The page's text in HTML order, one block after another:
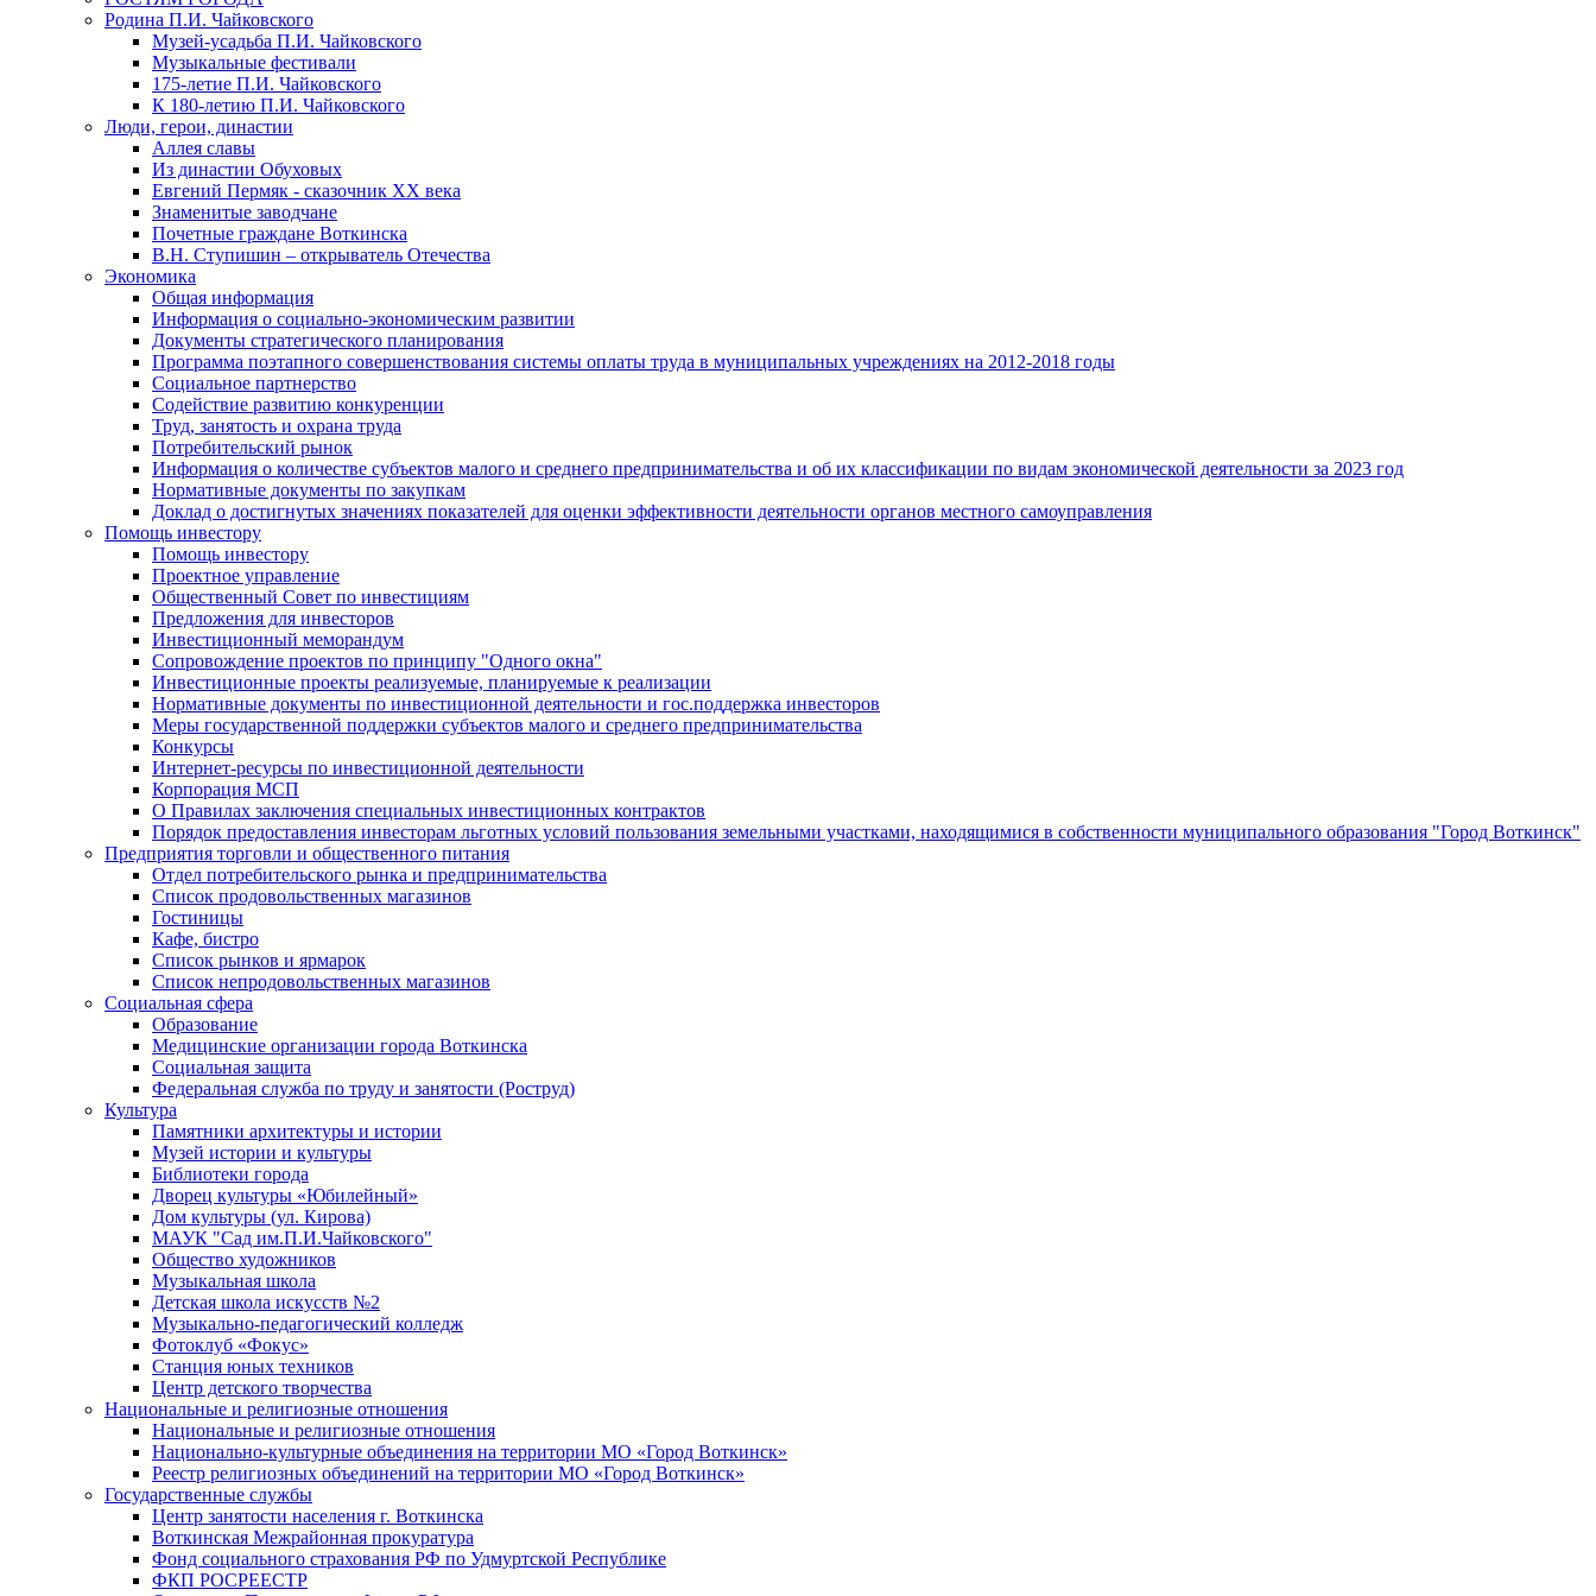
Родина П.И. Чайковского
Музей-усадьба П.И. Чайковского
Музыкальные фестивали
175-летие П.И. Чайковского
К 180-летию П.И. Чайковского
Люди, герои, династии
Аллея славы
Из династии Обуховых
Евгений Пермяк - сказочник XX века
Знаменитые заводчане
Почетные граждане Воткинска
В.Н. Ступишин – открыватель Отечества
Экономика
Общая информация
Информация о социально-экономическим развитии
Документы стратегического планирования
Программа поэтапного совершенствования системы оплаты труда в муниципальных учреждениях на 2012-2018 годы
Социальное партнерство
Содействие развитию конкуренции
Труд, занятость и охрана труда
Потребительский рынок
Информация о количестве субъектов малого и среднего предпринимательства и об их классификации по видам экономической деятельности за 2023 год
Нормативные документы по закупкам
Доклад о достигнутых значениях показателей для оценки эффективности деятельности органов местного самоуправления
Помощь инвестору
Помощь инвестору
Проектное управление
Общественный Совет по инвестициям
Предложения для инвесторов
Инвестиционный меморандум
Сопровождение проектов по принципу "Oдного окна"
Инвестиционные проекты реализуемые, планируемые к реализации
Нормативные документы по инвестиционной деятельности и гос.поддержка инвесторов
Меры государственной поддержки субъектов малого и среднего предпринимательства
Конкурсы
Интернет-ресурсы по инвестиционной деятельности
Корпорация МСП
О Правилах заключения специальных инвестиционных контрактов
Порядок предоставления инвесторам льготных условий пользования земельными участками, находящимися в собственности муниципального образования "Город Воткинск"
Предприятия торговли и общественного питания
Отдел потребительского рынка и предпринимательства
Список продовольственных магазинов
Гостиницы
Кафе, бистро
Cписок рынков и ярмарок
Список непродовольственных магазинов
Социальная сфера
Образование
Медицинские организации города Воткинска
Социальная защита
Федеральная служба по труду и занятости (Роструд)
Культура
Памятники архитектуры и истории
Музей истории и культуры
Библиотеки города
Дворец культуры «Юбилейный»
Дом культуры (ул. Кирова)
МАУК "Сад им.П.И.Чайковского"
Общество художников
Музыкальная школа
Детская школа искусств №2
Музыкально-педагогический колледж
Фотоклуб «Фокус»
Станция юных техников
Центр детского творчества
Национальные и религиозные отношения
Национальные и религиозные отношения
Национально-культурные объединения на территории МО «Город Воткинск»
Реестр религиозных объединений на территории МО «Город Воткинск»
Государственные службы
Центр занятости населения г. Воткинска
Воткинская Межрайонная прокуратура
Фонд социального страхования РФ по Удмуртской Республике
ФКП РОСРЕЕСТР